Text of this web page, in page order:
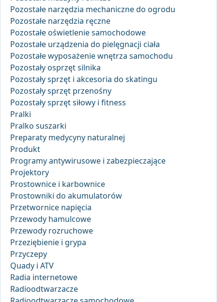
Pozostałe narzędzia mechaniczne do ogrodu
Pozostałe narzędzia ręczne
Pozostałe oświetlenie samochodowe
Pozostałe urządzenia do pielęgnacji ciała
Pozostałe wyposażenie wnętrza samochodu
Pozostały osprzęt silnika
Pozostały sprzęt i akcesoria do skatingu
Pozostały sprzęt przenośny
Pozostały sprzęt siłowy i fitness
Pralki
Pralko suszarki
Preparaty medycyny naturalnej
Produkt
Programy antywirusowe i zabezpieczające
Projektory
Prostownice i karbownice
Prostowniki do akumulatorów
Przetwornice napięcia
Przewody hamulcowe
Przewody rozruchowe
Przeziębienie i grypa
Przyczepy
Quady i ATV
Radia internetowe
Radioodtwarzacze